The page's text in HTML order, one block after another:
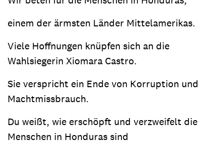
einem der ärmsten Länder Mittelamerikas.
Viele Hoffnungen knüpfen sich an die
Wahlsiegerin Xiomara Castro.
Sie verspricht ein Ende von Korruption und
Machtmissbrauch.
Du weißt, wie erschöpft und verzweifelt die
Menschen in Honduras sind